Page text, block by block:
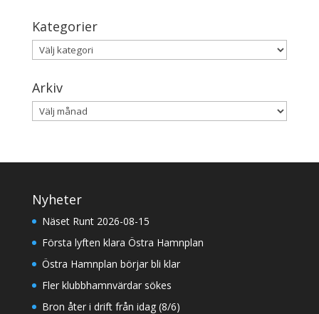
Kategorier
Kategorier
Arkiv
Arkiv
Nyheter
Näset Runt 2026-08-15
Första lyften klara Östra Hamnplan
Östra Hamnplan börjar bli klar
Fler klubbhamnvärdar sökes
Bron åter i drift från idag (8/6)